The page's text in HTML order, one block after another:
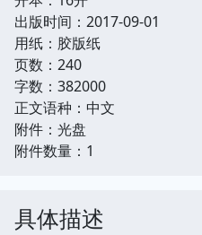
出版时间：2017-09-01
用纸：胶版纸
页数：240
字数：382000
正文语种：中文
附件：光盘
附件数量：1
具体描述